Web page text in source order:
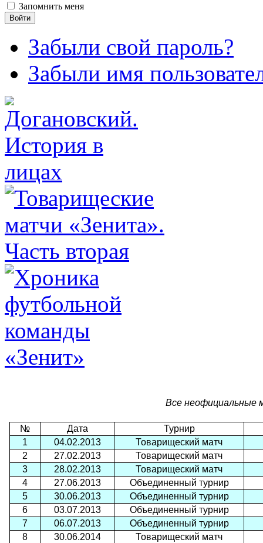
Запомнить меня
Забыли свой пароль?
Забыли имя
Все неофициальные
№ Дата
Турнир
1
04.02.2013
Товарищеский матч
2
27.02.2013
Товарищеский матч
3
28.02.2013
Товарищеский матч
4
27.06.2013
Объединенный турнир
5
30.06.2013
Объединенный турнир
6
03.07.2013
Объединенный турнир
7
06.07.2013
Объединенный турнир
8
30.06.2014
Товарищеский матч